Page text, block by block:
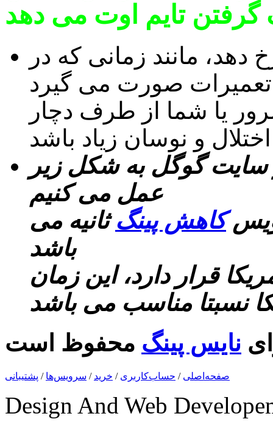
گرفتن تایم اوت می دهد
دهد، مانند زمانی که در
صورت می گیرد
یا شما از طرف دچار
اختلال و نوسان زیاد باشد
سایت گوگل به شکل زیر
عمل می کنیم
کاهش پینگثانیه می
باشد
قرار دارد، این زمان
نسبتا مناسب می باشد
نایس پینگ
صفحه‌اصلی / حساب‌کاربری / خرید / سرویس‌ها / پشتیبانی
Design And Web